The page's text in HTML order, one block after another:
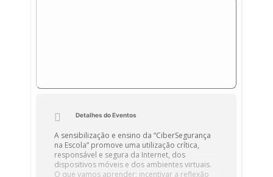
Detalhes do Eventos
A sensibilização e ensino da “CiberSegurança
na Escola” promove uma utilização crítica,
responsável e segura da Internet, dos
dispositivos móveis e dos ambientes virtuais.
O que vamos aprender: incentivar a reflexão